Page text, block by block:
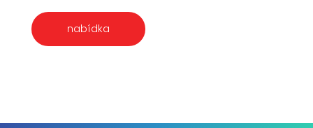
nabídka